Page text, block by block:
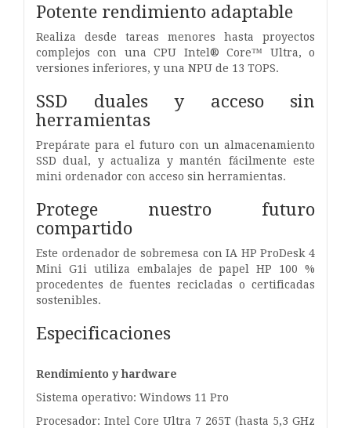
Potente rendimiento adaptable
Realiza desde tareas menores hasta proyectos
complejos con una CPU Intel® Core™ Ultra, o
versiones inferiores, y una NPU de 13 TOPS.
SSD duales y acceso sin
herramientas
Prepárate para el futuro con un almacenamiento
SSD dual, y actualiza y mantén fácilmente este
mini ordenador con acceso sin herramientas.
Protege nuestro futuro
compartido
Este ordenador de sobremesa con IA HP ProDesk 4
Mini G1i utiliza embalajes de papel HP 100 %
procedentes de fuentes recicladas o certificadas
sostenibles.
Especificaciones
Rendimiento y hardware
Sistema operativo: Windows 11 Pro
Procesador: Intel Core Ultra 7 265T (hasta 5,3 GHz